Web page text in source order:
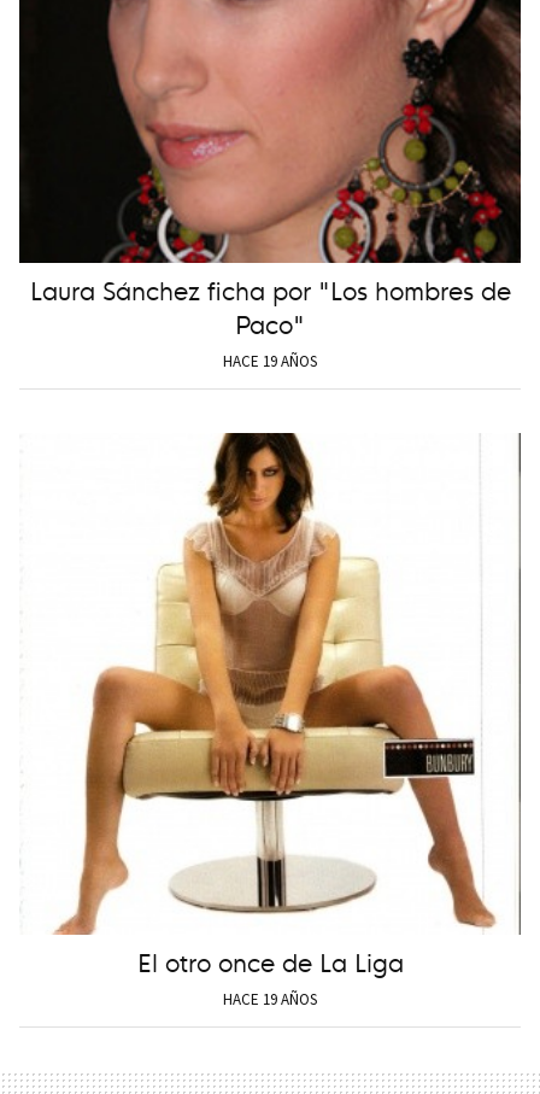
Laura Sánchez ficha por "Los hombres de
Paco"
HACE 19 AÑOS
El otro once de La Liga
HACE 19 AÑOS